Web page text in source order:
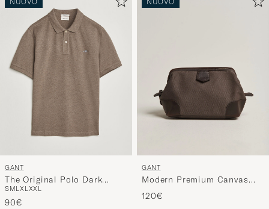
GANT
The Original Polo Dark
Hazelnut Melange
SMLXLXXL
90€
GANT
Modern Premium Canvas
Washbag Faded Taupe
120€